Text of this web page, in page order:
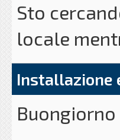
Passo 0
a)
b) creare
Sto
locale
@
Installazione
Buongiorno